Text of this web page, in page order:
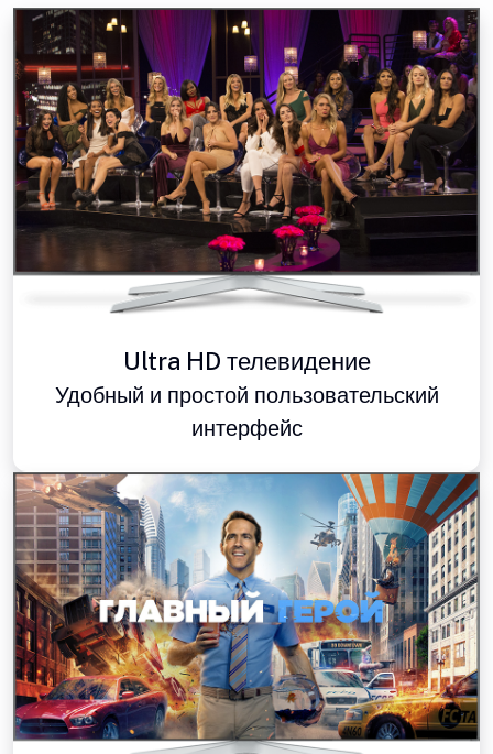
Ultra HD телевидение
Удобный и простой пользовательский
интерфейс